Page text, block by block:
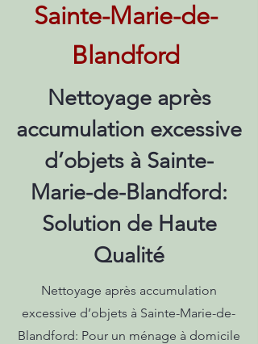
Sainte-Marie-de-
Blandford
Nettoyage après
accumulation excessive
d’objets à Sainte-
Marie-de-Blandford:
Solution de Haute
Qualité
Nettoyage après accumulation
excessive d’objets à Sainte-Marie-de-
Blandford: Pour un ménage à domicile